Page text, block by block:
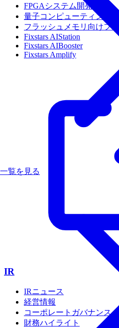
一覧を見る
FPGAシステム開発
量子コンピューティング
フラッシュメモリ向けフ
Fixstars AIStation
Fixstars AIBooster
Fixstars Amplify
IR
IRニュース
経営情報
コーポレートガバナンス
財務ハイライト